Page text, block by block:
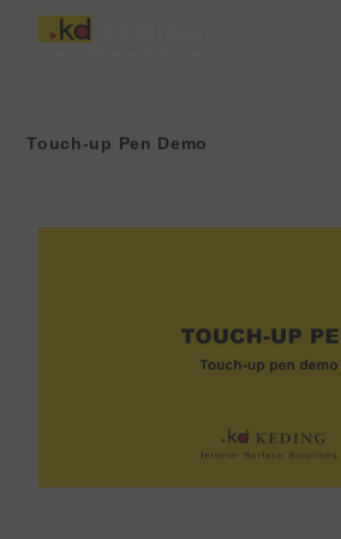
Touch-up Pen Demo